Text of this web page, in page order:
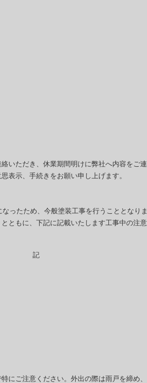
いただき、休業期間明けに弊社へ内容をご
表示、手続きをお願い申し上げます。
ったため、今般塗装工事を行うこととなり
もに、下記に記載いたします工事中の
記
にご注意ください。外出の際は雨戸を締め